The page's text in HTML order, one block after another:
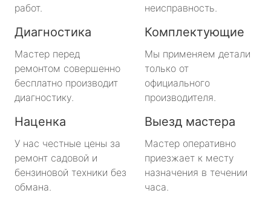
работ.
неисправность.
Диагностика
Мастер перед
ремонтом совершенно
бесплатно производит
диагностику.
Комплектующие
Мы применяем детали
только от
официального
производителя.
Наценка
У нас честные цены за
ремонт садовой и
бензиновой техники без
обмана.
Выезд мастера
Мастер оперативно
приезжает к месту
назначения в течении
часа.